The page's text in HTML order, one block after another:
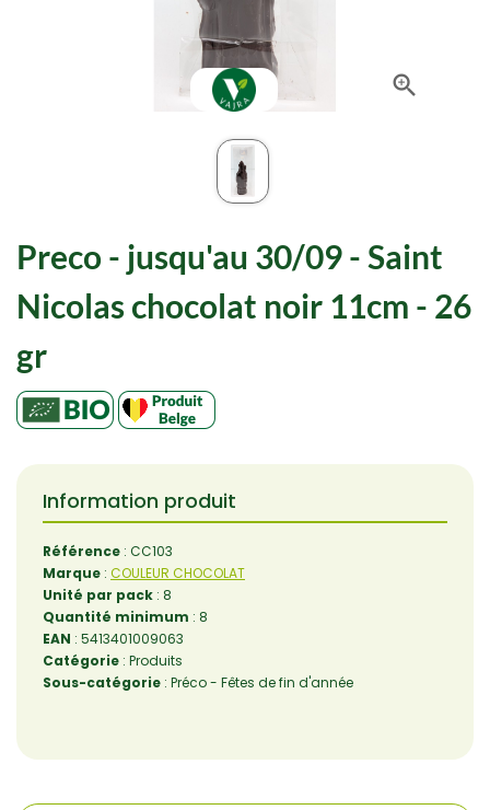

Preco - jusqu'au 30/09 - Saint
Nicolas chocolat noir 11cm - 26
gr
Information produit
Référence : CC103
Marque : COULEUR CHOCOLAT
Unité par pack : 8
Quantité minimum : 8
EAN : 5413401009063
Catégorie : Produits
Sous-catégorie : Préco - Fêtes de fin d'année